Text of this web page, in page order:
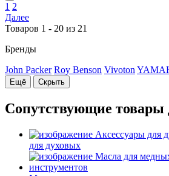
1 2
Далее
Товаров 1 - 20 из 21
Бренды
John Packer Roy Benson Vivoton
Ещё Скрыть
Сопутствующие товары
для духовых